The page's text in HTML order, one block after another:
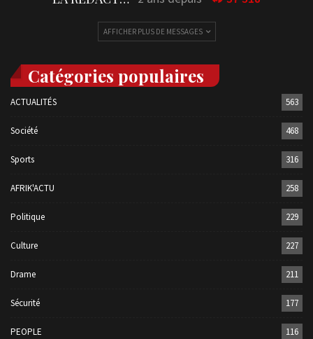
AFFICHER PLUS DE MESSAGES
Catégories populaires
ACTUALITÉS 563
Société 468
Sports 316
AFRIK'ACTU 258
Politique 229
Culture 227
Drame 211
Sécurité 177
PEOPLE 116